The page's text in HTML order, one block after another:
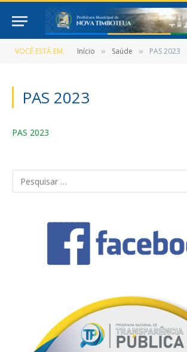
VOCÊ ESTÁ EM: Início » Saúde » PAS 2023
PAS 2023
PAS 2023